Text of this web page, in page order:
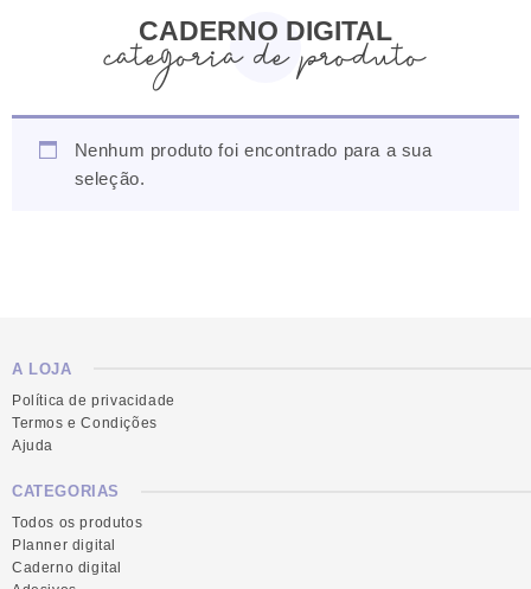
CADERNO DIGITAL
categoria de produto
Nenhum produto foi encontrado para a sua
seleção.
A LOJA
Política de privacidade
Termos e Condições
Ajuda
CATEGORIAS
Todos os produtos
Planner digital
Caderno digital